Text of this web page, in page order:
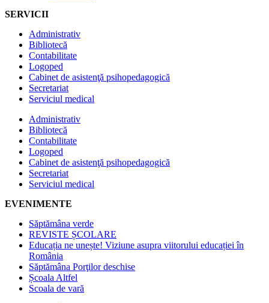
SERVICII
Administrativ
Bibliotecă
Contabilitate
Logoped
Cabinet de asistenţă psihopedagogică
Secretariat
Serviciul medical
Administrativ
Bibliotecă
Contabilitate
Logoped
Cabinet de asistenţă psihopedagogică
Secretariat
Serviciul medical
EVENIMENTE
Săptămâna verde
REVISTE ȘCOLARE
Educația ne unește! Viziune asupra viitorului educației în
România
Săptămâna Porţilor deschise
Școala Altfel
Scoala de vară